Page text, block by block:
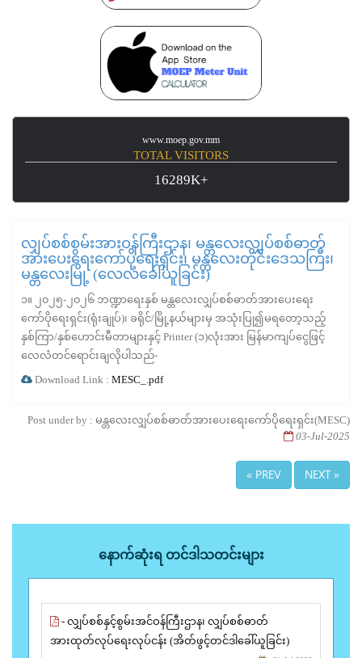
www.moep.gov.mm
TOTAL VISITORS
16289K+
လျှပ်စစ်စွမ်းအားဝန်ကြီးဌာန၊ မန္တလေးလျှပ်စစ်ဓာတ်
အားပေးရေးကော်ပိုရေးရှင်း၊ မန္တလေးတိုင်းဒေသကြီး၊
မန္တလေးမြို့ (လေလံခေါ်ယူခြင်း)
၁။ ၂၀၂၅-၂၀၂၆ ဘဏ္ဍာရေးနှစ် မန္တလေးလျှပ်စစ်ဓာတ်အားပေးရေး
ကော်ပိုရေးရှင်း(ရုံးချုပ်)၊ ခရိုင်/မြို့နယ်များမှ အသုံးပြု၍မရတော့သည့်
နှစ်ကြာ/နှစ်ဟောင်းမီတာများနှင့် Printer (၁)လုံးအား မြန်မာကျပ်ငွေဖြင့်
လေလံတင်ရောင်းချလိုပါသည်-
Download Link : MESC_.pdf
Post under by : မန္တလေးလျှပ်စစ်ဓာတ်အားပေးရေးကော်ပိုရေးရှင်း(MESC)
03-Jul-2025
« PREV NEXT »
နောက်ဆုံးရ တင်ဒါသတင်းများ
- လျှပ်စစ်နှင့်စွမ်းအင်ဝန်ကြီးဌာန၊ လျှပ်စစ်ဓာတ်
အားထုတ်လုပ်ရေးလုပ်ငန်း (အိတ်ဖွင့်တင်ဒါခေါ်ယူခြင်း)